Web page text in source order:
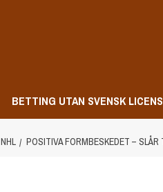
BETTING UTAN SVENSK LICENS
NHL POSITIVA FORMBESKEDET – SLÅR